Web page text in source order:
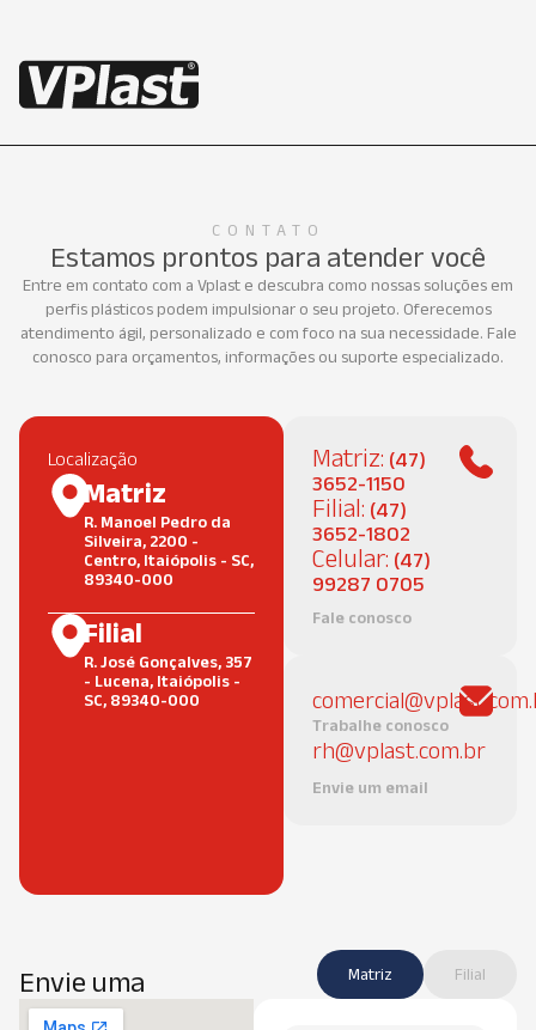
CONTATO
Estamos prontos para atender você
Entre em contato com a Vplast e descubra como nossas soluções em
perfis plásticos podem impulsionar o seu projeto. Oferecemos
atendimento ágil, personalizado e com foco na sua necessidade. Fale
conosco para orçamentos, informações ou suporte especializado.
Localização
Matriz
R. Manoel Pedro da
Silveira, 2200 -
Centro, Itaiópolis - SC,
89340-000
Filial
R. José Gonçalves, 357
- Lucena, Itaiópolis -
SC, 89340-000
Matriz: (47)
3652-1150
Filial: (47)
3652-1802
Celular: (47)
99287 0705
Fale conosco
Trabalhe conosco
rh@vplast.com.br
Envie um email
Envie uma
mensagem
Matriz Filial